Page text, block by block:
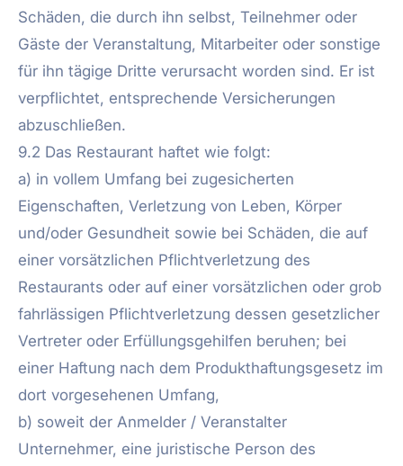
Schäden, die durch ihn selbst, Teilnehmer oder
Gäste der Veranstaltung, Mitarbeiter oder sonstige
für ihn tägige Dritte verursacht worden sind. Er ist
verpflichtet, entsprechende Versicherungen
abzuschließen.
9.2 Das Restaurant haftet wie folgt:
a) in vollem Umfang bei zugesicherten
Eigenschaften, Verletzung von Leben, Körper
und/oder Gesundheit sowie bei Schäden, die auf
einer vorsätzlichen Pflichtverletzung des
Restaurants oder auf einer vorsätzlichen oder grob
fahrlässigen Pflichtverletzung dessen gesetzlicher
Vertreter oder Erfüllungsgehilfen beruhen; bei
einer Haftung nach dem Produkthaftungsgesetz im
dort vorgesehenen Umfang,
b) soweit der Anmelder / Veranstalter
Unternehmer, eine juristische Person des